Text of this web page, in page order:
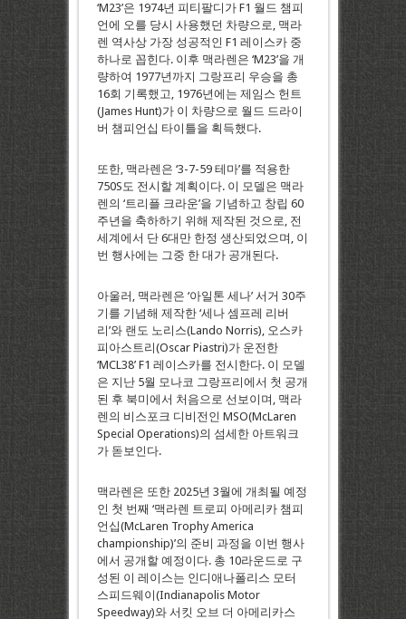
‘M23’은 1974년 피티팔디가 F1 월드 챔피
언에 오를 당시 사용했던 차량으로, 맥라
렌 역사상 가장 성공적인 F1 레이스카 중
하나로 꼽힌다. 이후 맥라렌은 ‘M23’을 개
량하여 1977년까지 그랑프리 우승을 총
16회 기록했고, 1976년에는 제임스 헌트
(James Hunt)가 이 차량으로 월드 드라이
버 챔피언십 타이틀을 획득했다.
또한, 맥라렌은 ‘3-7-59 테마’를 적용한
750S도 전시할 계획이다. 이 모델은 맥라
렌의 ‘트리플 크라운’을 기념하고 창립 60
주년을 축하하기 위해 제작된 것으로, 전
세계에서 단 6대만 한정 생산되었으며, 이
번 행사에는 그중 한 대가 공개된다.
아울러, 맥라렌은 ‘아일톤 세나’ 서거 30주
기를 기념해 제작한 ‘세나 셈프레 리버
리’와 랜도 노리스(Lando Norris), 오스카
피아스트리(Oscar Piastri)가 운전한
‘MCL38’ F1 레이스카를 전시한다. 이 모델
은 지난 5월 모나코 그랑프리에서 첫 공개
된 후 북미에서 처음으로 선보이며, 맥라
렌의 비스포크 디비전인 MSO(McLaren
Special Operations)의 섬세한 아트워크
가 돋보인다.
맥라렌은 또한 2025년 3월에 개최될 예정
인 첫 번째 ‘맥라렌 트로피 아메리카 챔피
언십(McLaren Trophy America
championship)’의 준비 과정을 이번 행사
에서 공개할 예정이다. 총 10라운드로 구
성된 이 레이스는 인디애나폴리스 모터
스피드웨이(Indianapolis Motor
Speedway)와 서킷 오브 더 아메리카스